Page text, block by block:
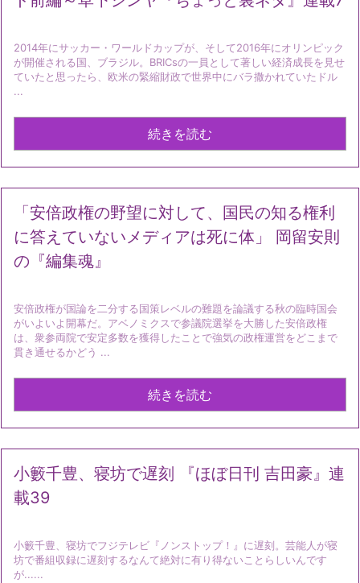
2014年にサッカー・ワールドカップが、そして2016年にオリンピック
が開催される国、ブラジル。BRICsの一員として著しい経済成長を見せ
ていたと思ったら、欧米の緊縮財政で世界中にバラ撒かれていたドル
...
続きを読む
「安倍政権の野望に対して、国民の知る権利
に答えていないメディアは死に体」 岡留安則
の『編集魂』
安倍政権が国論を二分する国策レベルの難題を論議する秋の臨時国会
がいよいよ開幕だ。アベノミクスで参議院選挙を大勝した安倍政権
は、衆参両院で安定多数を獲得したことで強気の政権運営をどこまで
貫き通せるかどう ...
続きを読む
小籔千豊、寝坊で遅刻 『ほぼ日刊 吉田豪』連
載39
小籔千豊、寝坊でフジテレビ『ノンストップ！』に遅刻。芸能人が寝
坊で番組収録に遅刻するなんて絶対に有り得ないことらしいんです
が......